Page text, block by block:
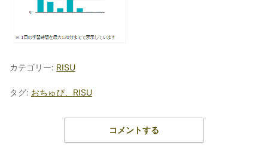
カテゴリー: RISU
タグ: おちゅぴ、RISU
コメントする